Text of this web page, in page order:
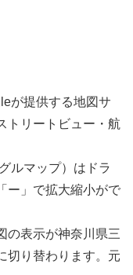
が提供する地図サ
トリートビュー・航
ルマップ）はドラ
ー」で拡大縮小がで
の表示が神奈川県三
切り替わります。元